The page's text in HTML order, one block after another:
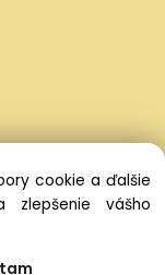
cookie a ďalšie
zlepšenie vášho